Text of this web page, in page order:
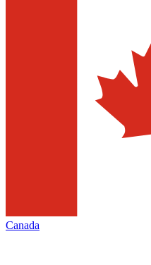
Canada